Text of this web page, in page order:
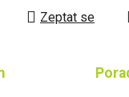
Zeptat se